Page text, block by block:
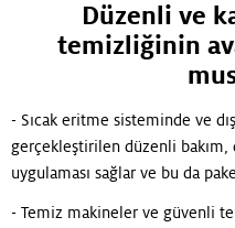
Düzenli ve
temizliğinin
- Sıcak eritme sisteminde ve
gerçekleştirilen düzenli bakım,
uygulaması sağlar ve bu da
- Temiz makineler ve güvenli